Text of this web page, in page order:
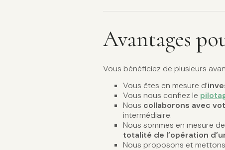
Avantages
Vous bénéficiez de plusieurs
Vous êtes en mesure d’
Vous nous confiez le
Nous collaborons avec
intermédiaire.
Nous sommes en mesure
totalité de l’opération
Nous proposons et